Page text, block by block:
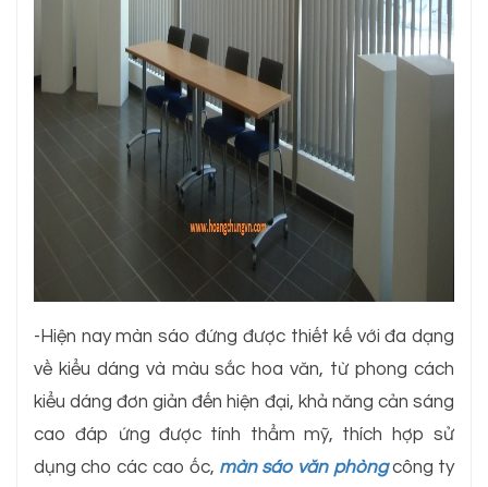
-Hiện nay màn sáo đứng được thiết kế với đa dạng
về kiểu dáng và màu sắc hoa văn, từ phong cách
kiểu dáng đơn giản đến hiện đại, khả năng cản sáng
cao đáp ứng được tính thẩm mỹ, thích hợp sử
dụng cho các cao ốc, màn sáo văn phòngcông ty